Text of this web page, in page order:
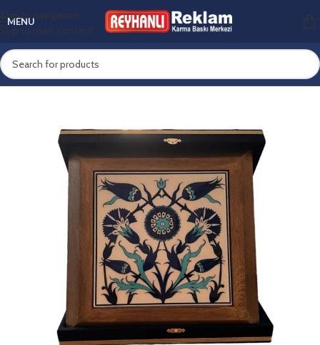
Skip to navigation
Skip to main content
MENU